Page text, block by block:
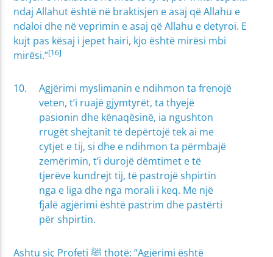
ndaj Allahut është në braktisjen e asaj që Allahu e
ndaloi dhe në veprimin e asaj që Allahu e detyroi. E
kujt pas kësaj i jepet hairi, kjo është mirësi mbi
mirësi.”[16]
Agjërimi myslimanin e ndihmon ta frenojë
veten, t’i ruajë gjymtyrët, ta thyejë
pasionin dhe kënaqësinë, ia ngushton
rrugët shejtanit të depërtojë tek ai me
cytjet e tij, si dhe e ndihmon ta përmbajë
zemërimin, t’i durojë dëmtimet e të
tjerëve kundrejt tij, të pastrojë shpirtin
nga e liga dhe nga morali i keq. Me një
fjalë agjërimi është pastrim dhe pastërti
për shpirtin.
Ashtu siç Profeti ﷺ thotë: “Agjërimi është